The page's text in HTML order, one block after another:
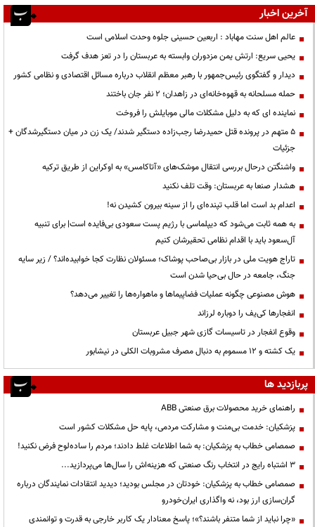
آخرین اخبار
عالم اهل سنت مهاباد : اربعین حسینی جلوه وحدت اسلامی است
یحیی سریع: ارتش یمن مزدوران وابسته به عربستان را در تعز هدف گرفت
دیدار و گفتگوی رئیس‌جمهور با رهبر معظم انقلاب درباره مسائل اقتصادی و نظامی کشور
حمله مسلحانه به قهوه‌خانه‌ای در زاهدان؛ ۲ نفر جان باختند
نماینده ای که به دلیل مشکلات مالی موبایلش را فروخت
۵ متهم در پرونده قتل حمیدرضا رجب‌زاده دستگیر شدند/ یک زن در میان دستگیرشدگان +
جزئیات
واشنگتن درحال بررسی انتقال موشک‌های «آتاکامس» به اوکراین از طریق ترکیه
هشدار صنعا به عربستان: وقت تلف نکنید
اعدام بد است اما قلب تپنده‌ای را از سینه بیرون کشیدن نه!
به همه ثابت می‌شود که دیپلماسی با رژیم پست سعودی بی‌فایده است| برای تنبیه
آل‌سعود باید با اقدام نظامی تحقیرشان کنیم
تاراج هویت ملی در بازار بی‌صاحب پوشاک؛ مسئولان نظارت کجا خوابیده‌اند؟ / زیر سایه
جنگ، جامعه در حال بی‌حیا شدن است
هوش مصنوعی چگونه عملیات فضاپیماها و ماهواره‌ها را تغییر می‌دهد؟
انفجارها کی‌یف را دوباره لرزاند
وقوع انفجار در تاسیسات گازی شهر جبیل عربستان
یک کشته و ۱۲ مسموم به دنبال مصرف مشروبات الکلی در نیشابور
پربازدید ها
راهنمای خرید محصولات برق صنعتی ABB
پزشکیان: خدمت بی‌منت و مشارکت مردمی، پایه حل مشکلات کشور است
صمصامی خطاب به پزشکیان: به شما اطلاعات غلط دادند؛ مردم را ساده‌لوح فرض نکنید!
3 اشتباه رایج در انتخاب رنگ صنعتی که هزینه‌اش را سال‌ها می‌پردازید...
صمصامی خطاب به پزشکیان: خودتان در مجلس بودید؛ دیدید انتقادات نمایندگان درباره
گران‌سازی ارز بود، نه واگذاری ایران‌خودرو
«چرا نباید از شما متنفر باشند؟»؛ پاسخ معنادار یک کاربر خارجی به قدرت و توانمندی